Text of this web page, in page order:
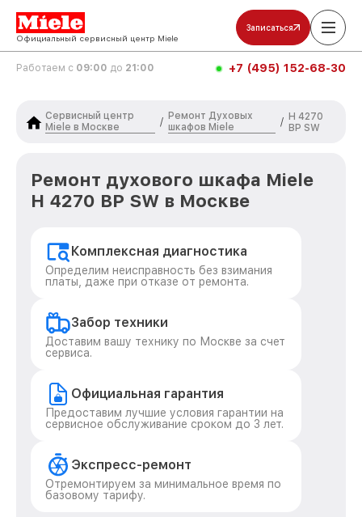
Официальный сервисный центр Miele
Записаться
Работаем с 09:00 до 21:00 +7 (495) 152-68-30
Сервисный центр
Miele в Москве
/
Ремонт Духовых
шкафов Miele
/ H 4270
BP SW
Ремонт духового шкафа Miele
H 4270 BP SW в Москве
Комплексная диагностика
Определим неисправность без взимания
платы, даже при отказе от ремонта.
Забор техники
Доставим вашу технику по Москве за счет
сервиса.
Официальная гарантия
Предоставим лучшие условия гарантии на
сервисное обслуживание сроком до 3 лет.
Экспресс-ремонт
Отремонтируем за минимальное время по
базовому тарифу.